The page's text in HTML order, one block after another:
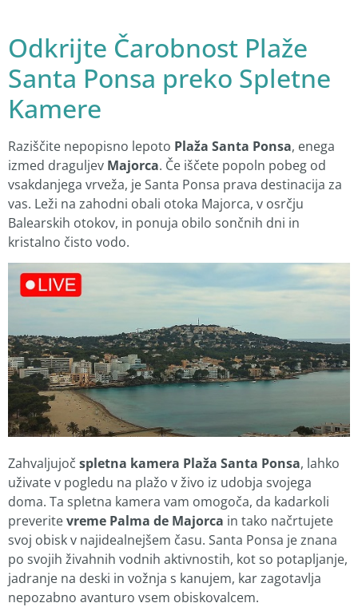
Odkrijte Čarobnost Plaže
Santa Ponsa preko Spletne
Kamere
Raziščite nepopisno lepoto Plaža Santa Ponsa, enega
izmed draguljev Majorca. Če iščete popoln pobeg od
vsakdanjega vrveža, je Santa Ponsa prava destinacija za
vas. Leži na zahodni obali otoka Majorca, v osrčju
Balearskih otokov, in ponuja obilo sončnih dni in
kristalno čisto vodo.
Zahvaljujoč spletna kamera Plaža Santa Ponsa, lahko
uživate v pogledu na plažo v živo iz udobja svojega
doma. Ta spletna kamera vam omogoča, da kadarkoli
preveritevreme Palma de Majorca in tako načrtujete
svoj obisk v najidealnejšem času. Santa Ponsa je znana
po svojih živahnih vodnih aktivnostih, kot so potapljanje,
jadranje na deski in vožnja s kanujem, kar zagotavlja
nepozabno avanturo vsem obiskovalcem.